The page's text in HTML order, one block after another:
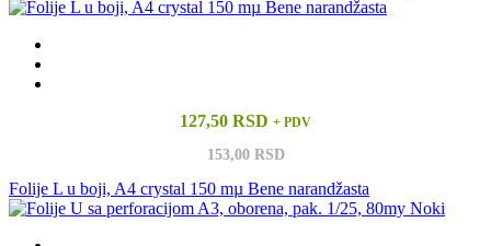
127,50 RSD + PDV
153,00 RSD
Folije L u boji, A4 crystal 150 mµ Bene narandžasta